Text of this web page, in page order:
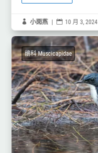
 小雨燕  10 月 3, 2024
鶲科 Muscicapidae